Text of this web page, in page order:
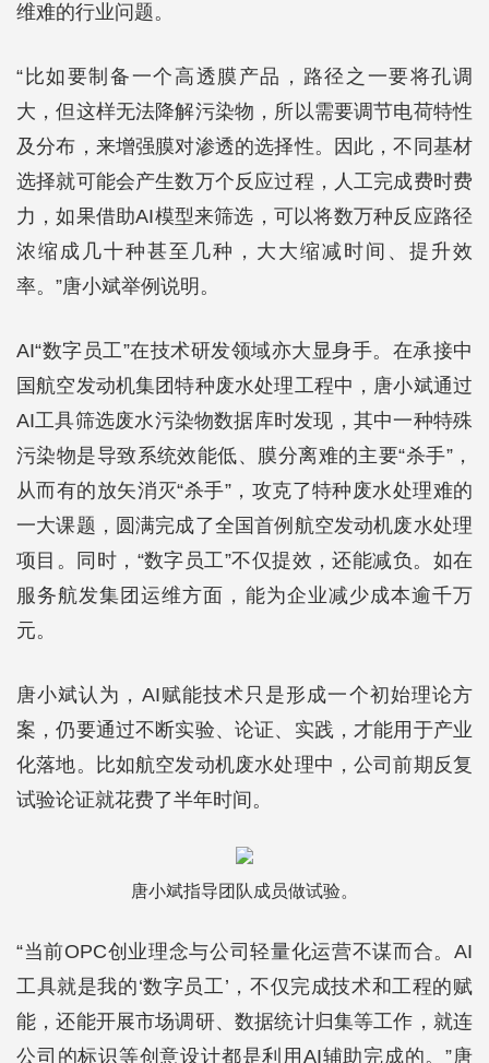
维难的行业问题。
“比如要制备一个高透膜产品，路径之一要将孔调
大，但这样无法降解污染物，所以需要调节电荷特性
及分布，来增强膜对渗透的选择性。因此，不同基材
选择就可能会产生数万个反应过程，人工完成费时费
力，如果借助AI模型来筛选，可以将数万种反应路径
浓缩成几十种甚至几种，大大缩减时间、提升效
率。”唐小斌举例说明。
AI“数字员工”在技术研发领域亦大显身手。在承接中
国航空发动机集团特种废水处理工程中，唐小斌通过
AI工具筛选废水污染物数据库时发现，其中一种特殊
污染物是导致系统效能低、膜分离难的主要“杀手”，
从而有的放矢消灭“杀手”，攻克了特种废水处理难的
一大课题，圆满完成了全国首例航空发动机废水处理
项目。同时，“数字员工”不仅提效，还能减负。如在
服务航发集团运维方面，能为企业减少成本逾千万
元。
唐小斌认为，AI赋能技术只是形成一个初始理论方
案，仍要通过不断实验、论证、实践，才能用于产业
化落地。比如航空发动机废水处理中，公司前期反复
试验论证就花费了半年时间。
唐小斌指导团队成员做试验。
“当前OPC创业理念与公司轻量化运营不谋而合。AI
工具就是我的‘数字员工’，不仅完成技术和工程的赋
能，还能开展市场调研、数据统计归集等工作，就连
公司的标识等创意设计都是利用AI辅助完成的。”唐